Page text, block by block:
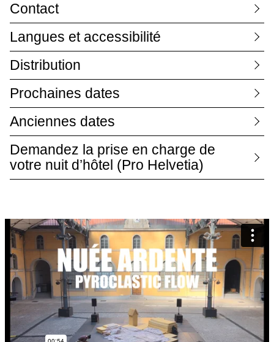
Contact
Langues et accessibilité
Distribution
Prochaines dates
Anciennes dates
Demandez la prise en charge de
votre nuit d’hôtel (Pro Helvetia)